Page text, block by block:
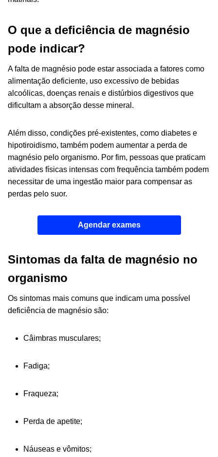
O que a deficiência de magnésio
pode indicar?
A falta de magnésio pode estar associada a fatores como
alimentação deficiente, uso excessivo de bebidas
alcoólicas, doenças renais e distúrbios digestivos que
dificultam a absorção desse mineral.
Além disso, condições pré-existentes, como diabetes e
hipotiroidismo, também podem aumentar a perda de
magnésio pelo organismo. Por fim, pessoas que praticam
atividades físicas intensas com frequência também podem
necessitar de uma ingestão maior para compensar as
perdas pelo suor.
Agendar exames
Sintomas da falta de magnésio no
organismo
Os sintomas mais comuns que indicam uma possível
deficiência de magnésio são:
Câimbras musculares;
Fadiga;
Fraqueza;
Perda de apetite;
Náuseas e vômitos;